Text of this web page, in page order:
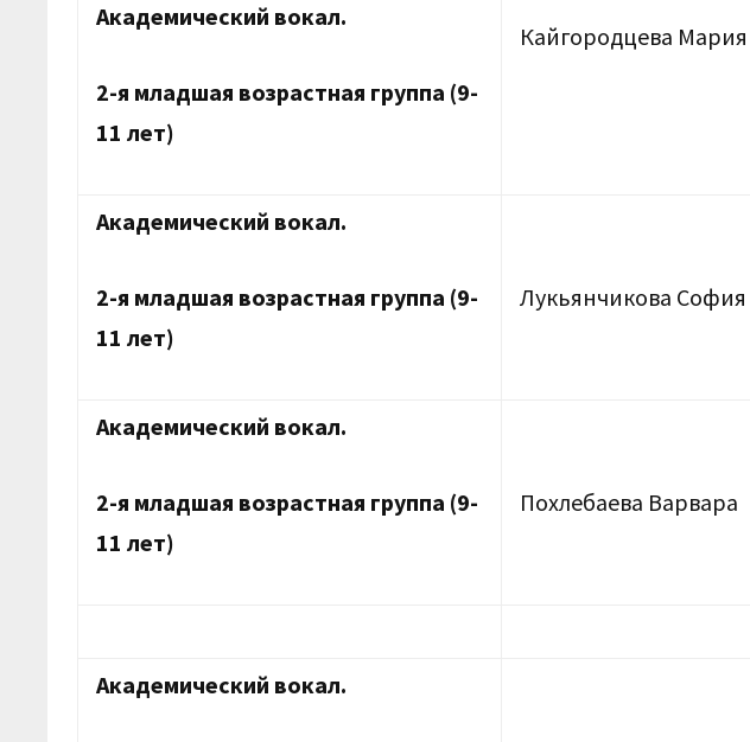
Академический вокал.
2-я младшая возрастная группа (9-
11 лет)
Кайгородцева Мария
Академический вокал.
2-я младшая возрастная группа (9-
11 лет)
Лукьянчикова София
Академический вокал.
2-я младшая возрастная группа (9-
11 лет)
Похлебаева Варвара
Академический вокал.